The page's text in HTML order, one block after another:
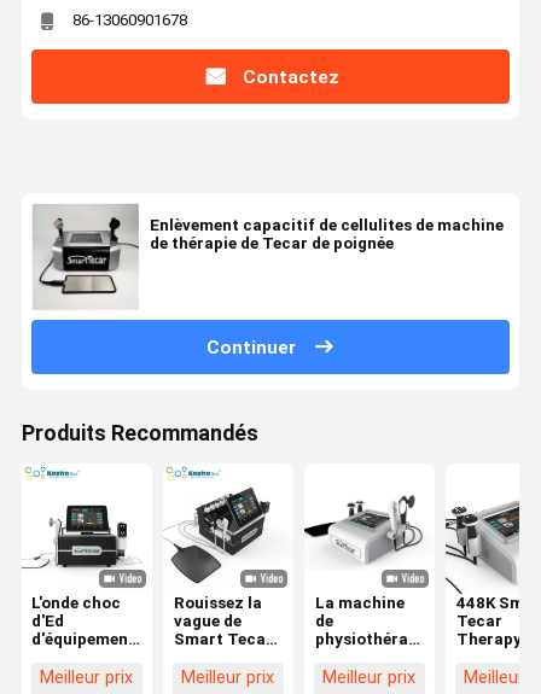
86-13060901678
Contactez
Enlèvement capacitif de cellulites de machine
de thérapie de Tecar de poignée
Continuer
Produits Recommandés
L'onde choc
d'Ed
d'équipement
de
Meilleur prix
Rouissez la
vague de
Smart Tecar
de
Meilleur prix
La machine
de
physiothérapie
de thérapie de
Meilleur prix
448K
Tecar
Therapy
Diathermie
Meilleur